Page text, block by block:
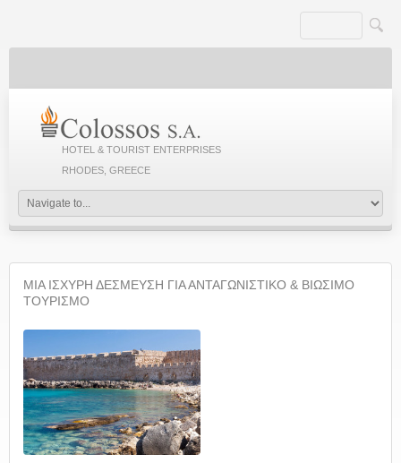
HOTEL & TOURIST ENTERPRISES
RHODES, GREECE
ΜΙΑ ΙΣΧΥΡΗ ΔΕΣΜΕΥΣΗ ΓΙΑ ΑΝΤΑΓΩΝΙΣΤΙΚΟ & ΒΙΩΣΙΜΟ
ΤΟΥΡΙΣΜΟ